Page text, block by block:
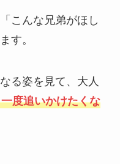
こんな兄弟がほし
す。
る姿を見て、大人
度追いかけたくな